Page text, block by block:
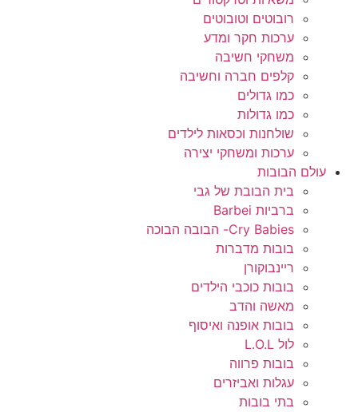
רובוטים וטובוטים
ערכות חקר ומדע
משחקי חשיבה
קלפים חברה וחשיבה
כמו גדולים
כמו גדולות
שולחנות וכסאות לילדים
ערכות ומשחקי יצירה
עולם הבובות
בית הבובת של גבי
ברביות Barbei
Cry Babies- הבובה הבוכה
בובות מדברות
ריינבוקורן
בובות כוכבי הילדים
מאשה והדב
בובות אופנה ואיסוף
לול L.O.L
בובות פרווה
עגלות ואביזרים
בתי בובות